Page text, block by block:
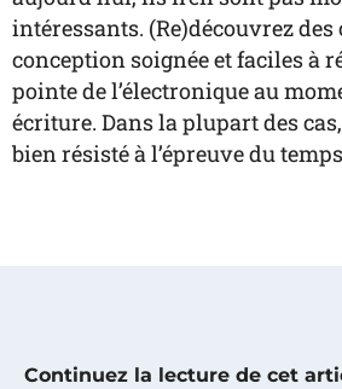
intéressants. (Re)découvrez
conception soignée et faciles à
pointe de l’électronique au
écriture. Dans la plupart des
bien résisté à l’épreuve du
Continuez la lecture de cet